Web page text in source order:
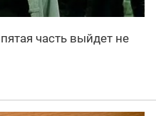
часть выйдет не